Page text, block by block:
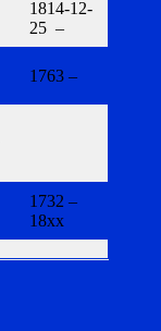
1814-12-
25 –
1763 –
1732 –
18xx